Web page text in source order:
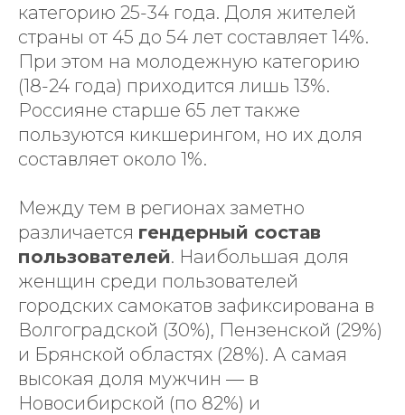
категорию 25-34 года. Доля жителей
страны от 45 до 54 лет составляет 14%.
При этом на молодежную категорию
(18-24 года) приходится лишь 13%.
Россияне старше 65 лет также
пользуются кикшерингом, но их доля
составляет около 1%.
Между тем в регионах заметно
различается гендерный состав
пользователей. Наибольшая доля
женщин среди пользователей
городских самокатов зафиксирована в
Волгоградской (30%), Пензенской (29%)
и Брянской областях (28%). А самая
высокая доля мужчин — в
Новосибирской (по 82%) и